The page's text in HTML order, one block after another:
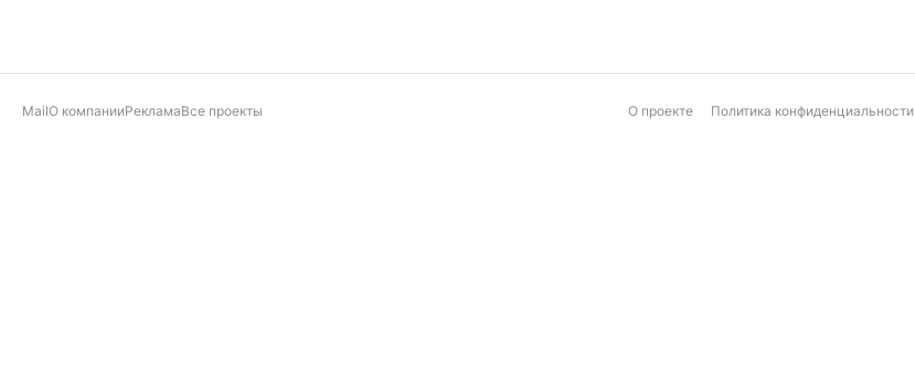
MailО компанииРекламаВсе проекты О проекте Политика конфиденциальности